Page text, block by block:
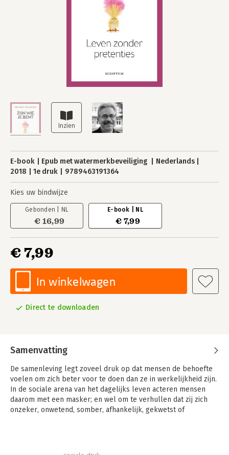
E-book Epub met watermerkbeveiliging
Nederlands
2018
1e druk 9789463191364
Kies uw bindwijze
Gebonden | NL
€ 16,99
E-book | NL
€ 7,99
€ 7,99
In winkelwagen
Direct te downloaden
Samenvatting
De samenleving legt zoveel druk op dat mensen de behoefte
voelen om zich beter voor te doen dan ze in werkelijkheid zijn.
In de sociale arena van het dagelijks leven acteren mensen
daarom met een masker; en wel om te verhullen dat zij zich
onzeker, onwetend, somber, afhankelijk, gekwetst of